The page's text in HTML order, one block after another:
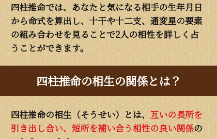
四柱推命では、あなたと気になる相手の生年月日
から命式を算出し、十干や十二支、通変星の要素
の組み合わせを見ることで2人の相性を詳しく占
うことができます。
四柱推命の相生の関係とは？
四柱推命の相生（そうせい）とは、 互いの長所を
引き出し合い、短所を補い合う相性の良い関係の